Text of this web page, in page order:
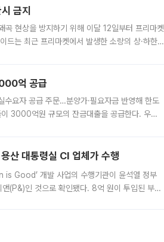
금지
곡 현상을 방지하기 위해 이달 12일부터 프리마켓
드는 최근 프리마켓에서 발생한 소량의 상·하한
억 공급
요자 공급 주문…분양가·필요자금 반영해 한도
3000억원 규모의 잔금대출을 공급한다. 우리
대통령실 CI 업체가 수행
is Good’ 개발 사업의 수행기관이 윤석열 정부
(P&)인 것으로 확인됐다. 8억 원이 투입된 부산